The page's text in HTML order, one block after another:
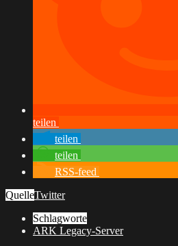
teilen
teilen
teilen
RSS-feed
QuelleTwitter
Schlagworte
ARK Legacy-Server